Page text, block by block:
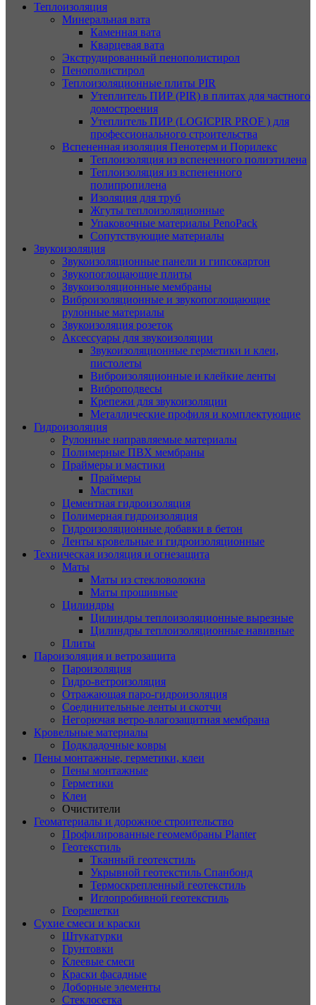
Теплоизоляция
Минеральная вата
Каменная вата
Кварцевая вата
Экструдированный пенополистирол
Пенополистирол
Теплоизоляционные плиты PIR
Утеплитель ПИР (PIR) в плитах для частного
домостроения
Утеплитель ПИР (LOGICPIR PROF ) для
профессионального строительства
Вспененная изоляция Пенотерм и Порилекс
Теплоизоляция из вспененного полиэтилена
Теплоизоляция из вспененного
полипропилена
Изоляция для труб
Жгуты теплоизоляционные
Упаковочные материалы PenoPack
Сопутствующие материалы
Звукоизоляция
Звукоизоляционные панели и гипсокартон
Звукопоглощающие плиты
Звукоизоляционные мембраны
Виброизоляционные и звукопоглощающие
рулонные материалы
Звукоизоляция розеток
Аксессуары для звукоизоляции
Звукоизоляционные герметики и клеи,
пистолеты
Виброизоляционные и клейкие ленты
Виброподвесы
Крепежи для звукоизоляции
Металлические профиля и комплектующие
Гидроизоляция
Рулонные направляемые материалы
Полимерные ПВХ мембраны
Праймеры и мастики
Праймеры
Мастики
Цементная гидроизоляция
Полимерная гидроизоляция
Гидроизоляционные добавки в бетон
Ленты кровельные и гидроизоляционные
Техническая изоляция и огнезащита
Маты
Маты из стекловолокна
Маты прошивные
Цилиндры
Цилиндры теплоизоляционные вырезные
Цилиндры теплоизоляционные навивные
Плиты
Пароизоляция и ветрозащита
Пароизоляция
Гидро-ветроизоляция
Отражающая паро-гидроизоляция
Соединительные ленты и скотчи
Негорючая ветро-влагозащитная мембрана
Кровельные материалы
Подкладочные ковры
Пены монтажные, герметики, клеи
Пены монтажные
Герметики
Клеи
Очистители
Геоматериалы и дорожное строительство
Профилированные геомембраны Planter
Геотекстиль
Тканный геотекстиль
Укрывной геотекстиль Спанбонд
Термоскрепленный геотекстиль
Иглопробивной геотекстиль
Георешетки
Сухие смеси и краски
Штукатурки
Грунтовки
Клеевые смеси
Краски фасадные
Доборные элементы
Стеклосетка